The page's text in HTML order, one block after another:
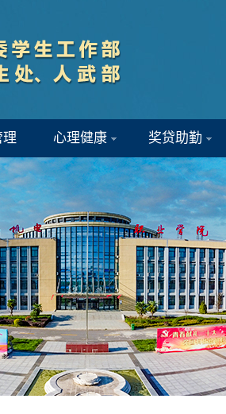
理 心理健康 奖贷助勤